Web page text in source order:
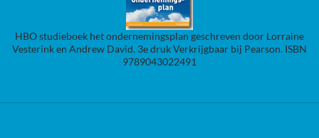
HBO studieboek het ondernemingsplan geschreven door Lorraine
Vesterink en Andrew David. 3e druk Verkrijgbaar bij Pearson. ISBN
9789043022491